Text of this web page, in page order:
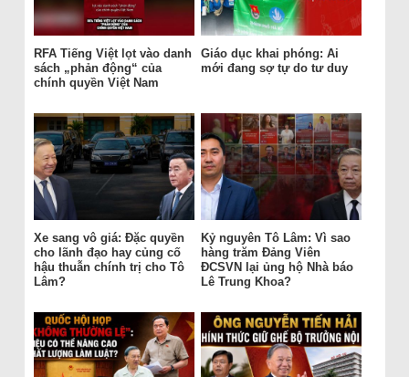
RFA Tiếng Việt lọt vào danh
sách „phản động“ của
chính quyền Việt Nam
Giáo dục khai phóng: Ai
mới đang sợ tự do tư duy
Xe sang vô giá: Đặc quyền
cho lãnh đạo hay củng cố
hậu thuẫn chính trị cho Tô
Lâm?
Kỷ nguyên Tô Lâm: Vì sao
hàng trăm Đảng Viên
ĐCSVN lại ủng hộ Nhà báo
Lê Trung Khoa?